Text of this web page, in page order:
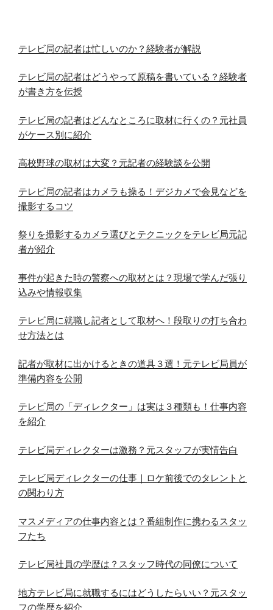
テレビ局の記者は忙しいのか？経験者が解説
テレビ局の記者はどうやって原稿を書いている？経験者
が書き方を伝授
テレビ局の記者はどんなところに取材に行くの？元社員
がケース別に紹介
高校野球の取材は大変？元記者の経験談を公開
テレビ局の記者はカメラも操る！デジカメで会見などを
撮影するコツ
祭りを撮影するカメラ選びとテクニックをテレビ局元記
者が紹介
事件が起きた時の警察への取材とは？現場で学んだ張り
込みや情報収集
テレビ局に就職し記者として取材へ！段取りの打ち合わ
せ方法とは
記者が取材に出かけるときの道具３選！元テレビ局員が
準備内容を公開
テレビ局の「ディレクター」は実は３種類も！仕事内容
を紹介
テレビ局ディレクターは激務？元スタッフが実情告白
テレビ局ディレクターの仕事｜ロケ前後でのタレントと
の関わり方
マスメディアの仕事内容とは？番組制作に携わるスタッ
フたち
テレビ局社員の学歴は？スタッフ時代の同僚について
地方テレビ局に就職するにはどうしたらいい？元スタッ
フの学歴を紹介